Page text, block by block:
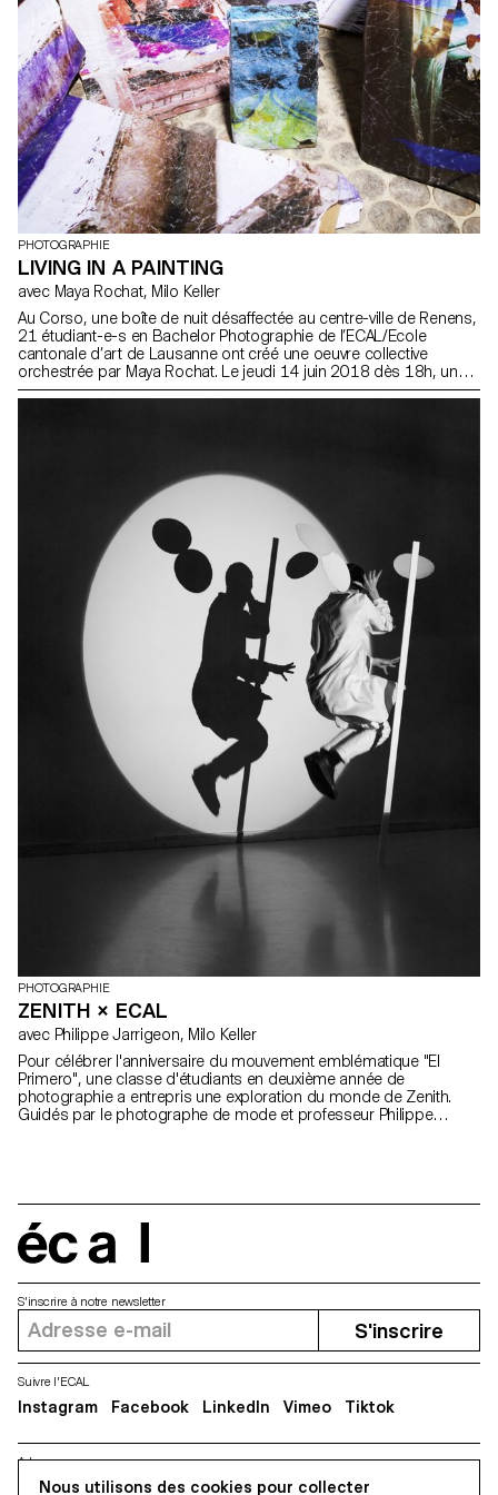
PHOTOGRAPHIE
LIVING IN A PAINTING
avec Maya Rochat, Milo Keller
Au Corso, une boîte de nuit désaffectée au centre-ville de Renens,
21 étudiant-e-s en Bachelor Photographie de l’ECAL/Ecole
cantonale d’art de Lausanne ont créé une oeuvre collective
orchestrée par Maya Rochat. Le jeudi 14 juin 2018 dès 18h, une
installation immersive et sonore réanimera le Corso le temps
PHOTOGRAPHIE
ZENITH × ECAL
avec Philippe Jarrigeon, Milo Keller
Pour célébrer l'anniversaire du mouvement emblématique "El
Primero", une classe d'étudiants en deuxième année de
photographie a entrepris une exploration du monde de Zenith.
Guidés par le photographe de mode et professeur Philippe
Nous utilisons des cookies pour collecter
Adresse
5, avenue du Temple, CH-1020 Renens
S'inscrire à notre newsletter
S'inscrire
Suivre l'ECAL
Instagram Facebook LinkedIn Vimeo Tiktok